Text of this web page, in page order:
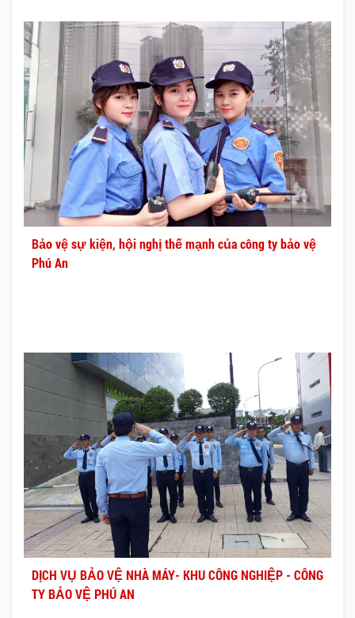
Bảo vệ sự kiện, hội nghị thế mạnh của công ty bảo vệ
Phú An
DỊCH VỤ BẢO VỆ NHÀ MÁY- KHU CÔNG NGHIỆP - CÔNG
TY BẢO VỆ PHÚ AN